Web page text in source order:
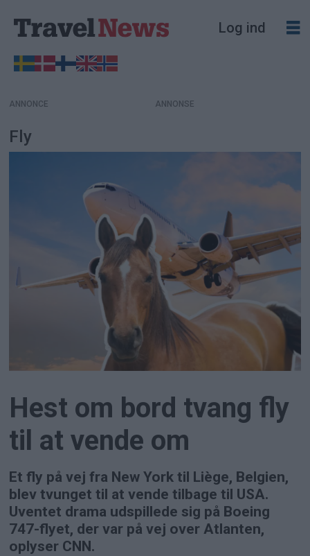
Log ind
ANNONCE
Fly
Hest om bord tvang fly
til at vende om
Et fly på vej fra New York til Liège, Belgien,
blev tvunget til at vende tilbage til USA.
Uventet drama udspillede sig på Boeing
747-flyet, der var på vej over Atlanten,
oplyser CNN.